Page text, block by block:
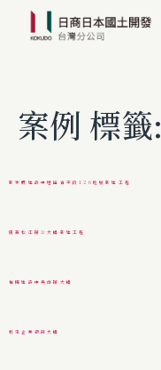
案例 標籤:
新家坡建設中壢區青平段126地號新建工程
康華松江辦公大樓新建工程
福樺建設中央商辦大樓
科定企業總部大樓